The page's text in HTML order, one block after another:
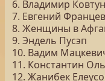
6. Владимир Ковтун
7. Евгений Францев
8. Женщины в
9. Эндель Пусэп
10. Вадим
11. Константин
12. Жанибек